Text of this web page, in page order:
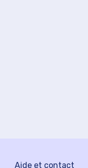
Aide et contact